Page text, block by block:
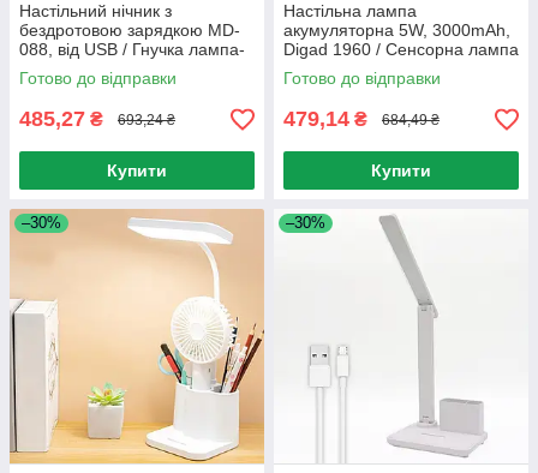
Настільний нічник з
бездротовою зарядкою MD-
088, від USB / Гнучка лампа-
капсула з Bluetooth колонкою
Готово до відправки
485,27 ₴ 693,24 ₴
Купити
Настільна лампа
акумуляторна 5W, 3000mAh,
Digad 1960 / Сенсорна лампа
з регулюванням яскравості
Готово до відправки
479,14 ₴ 684,49 ₴
Купити
–30% –30%